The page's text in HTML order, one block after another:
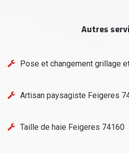
Autres
Pose et changement grillage
Artisan paysagiste Feigeres
Taille de haie Feigeres 74160